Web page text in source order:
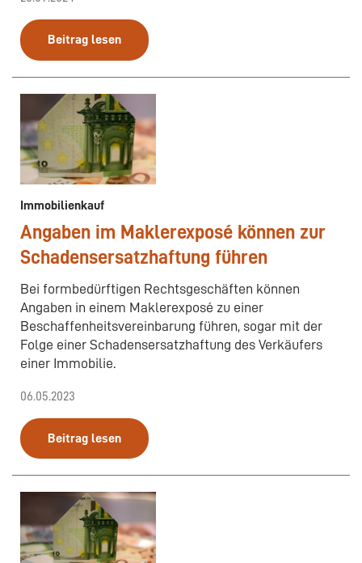
Beitrag lesen
Immobilienkauf
Angaben im Maklerexposé können zur
Schadensersatzhaftung führen
Bei formbedürftigen Rechtsgeschäften können
Angaben in einem Maklerexposé zu einer
Beschaffenheitsvereinbarung führen, sogar mit der
Folge einer Schadensersatzhaftung des Verkäufers
einer Immobilie.
06.05.2023
Beitrag lesen